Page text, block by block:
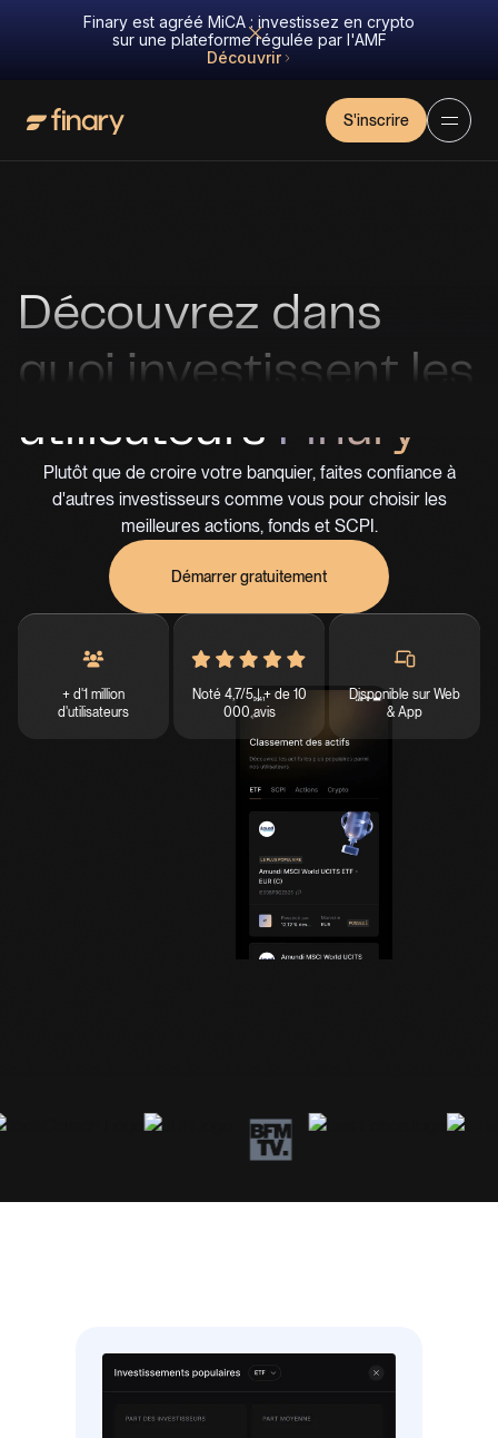
Finary est agréé MiCA : investissez en crypto
sur une plateforme régulée par l'AMF
Découvrir
S'inscrire
Découvrez dans
quoi investissent les
utilisateurs Finary
Plutôt que de croire votre banquier, faites confiance à
d'autres investisseurs comme vous pour choisir les
meilleures actions, fonds et SCPI.
Démarrer gratuitement
+ d'1 million
d'utilisateurs
Noté 4,7/5 | + de 10
000 avis
Disponible sur Web
& App